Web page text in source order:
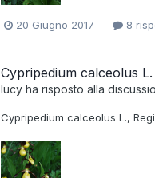
20 Giugno 2017 8
Cypripedium calceolus L.
lucy ha risposto alla
Cypripedium calceolus L.,